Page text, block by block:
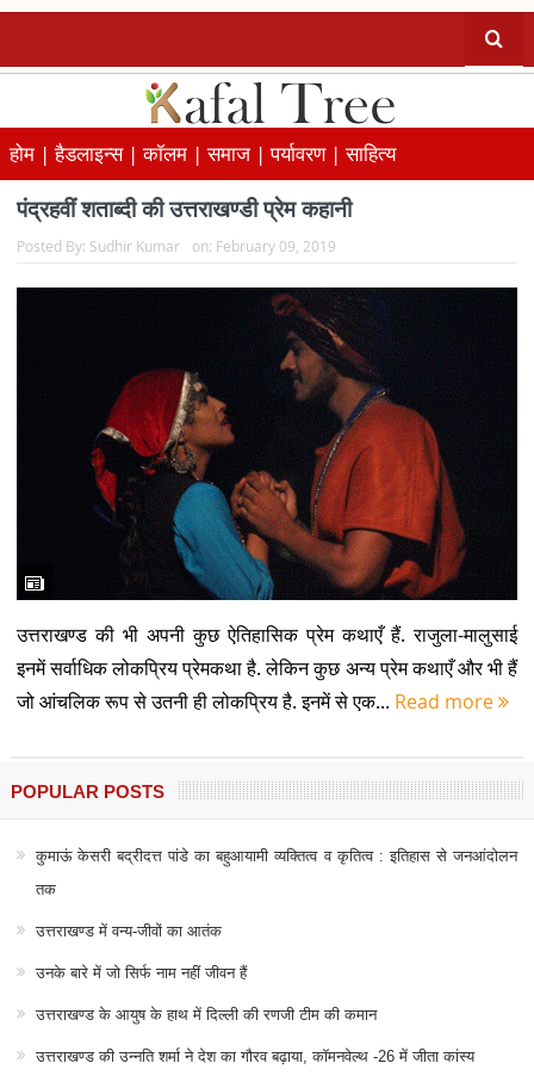
होम |हैडलाइन्स |कॉलम |समाज |पर्यावरण |साहित्य
पंद्रहवीं शताब्दी की उत्तराखण्डी प्रेम कहानी
Posted By: Sudhir Kumar on: February 09, 2019
उत्तराखण्ड की भी अपनी कुछ ऐतिहासिक प्रेम कथाएँ हैं. राजुला-मालुसाई
इनमें सर्वाधिक लोकप्रिय प्रेमकथा है. लेकिन कुछ अन्य प्रेम कथाएँ और भी हैं
जो आंचलिक रूप से उतनी ही लोकप्रिय है. इनमें से एक... Read more
POPULAR POSTS
कुमाऊं केसरी बद्रीदत्त पांडे का बहुआयामी व्यक्तित्व व कृतित्व : इतिहास से जनआंदोलन
तक
उत्तराखण्ड में वन्य-जीवों का आतंक
उनके बारे में जो सिर्फ नाम नहीं जीवन हैं
उत्तराखण्ड के आयुष के हाथ में दिल्ली की रणजी टीम की कमान
उत्तराखण्ड की उन्नति शर्मा ने देश का गौरव बढ़ाया, कॉमनवेल्थ -26 में जीता कांस्य